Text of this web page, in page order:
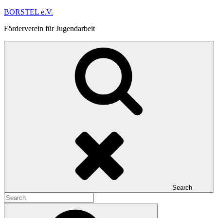
Skip
content
BORSTEL e.V.
Förderverein für Jugendarbeit
Search
Search
for: